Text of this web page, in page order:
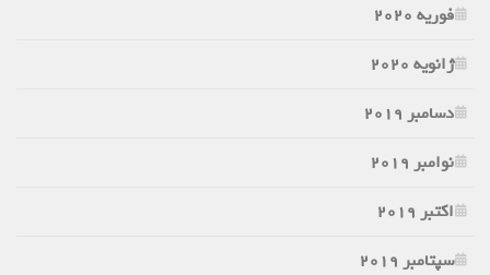
فوریه 2020
ژانویه 2020
دسامبر 2019
نوامبر 2019
اکتبر 2019
سپتامبر 2019